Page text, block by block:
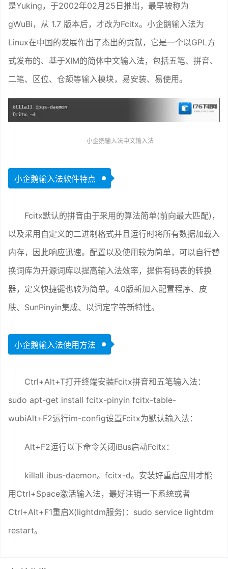
是Yuking，于2002年02月25日推出，最早被称为
gWuBi，从 1.7 版本后，才改为Fcitx。小企鹅输入法为
Linux在中国的发展作出了杰出的贡献，它是一个以GPL方
式发布的、基于XIM的简体中文输入法，包括五笔、拼音、
二笔、区位、仓颉等输入模块，易安装、易使用。
小企鹅输入法中文输入法
小企鹅输入法软件特点
Fcitx默认的拼音由于采用的算法简单(前向最大匹配)，
以及采用自定义的二进制格式并且运行时将所有数据加载入
内存，因此响应迅速。配置以及使用较为简单，可以自行替
换词库为开源词库以提高输入法效率，提供有码表的转换
器，定义快捷键也较为简单。4.0版新加入配置程序、皮
肤、SunPinyin集成、以词定字等新特性。
小企鹅输入法使用方法
Ctrl+Alt+T打开终端安装Fcitx拼音和五笔输入法：
sudo apt-get install fcitx-pinyin fcitx-table-
wubiAlt+F2运行im-config设置Fcitx为默认输入法：
Alt+F2运行以下命令关闭iBus启动Fcitx：
killall ibus-daemon。fcitx-d。安装好重启应用才能
用Ctrl+Space激活输入法，最好注销一下系统或者
Ctrl+Alt+F1重启X(lightdm服务)：sudo service lightdm
restart。